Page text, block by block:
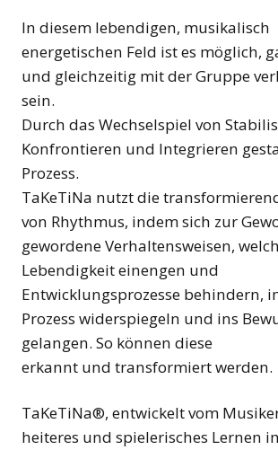
In diesem lebendigen, musikalisch
energetischen Feld ist es möglich,
und gleichzeitig mit der Gruppe
sein.
Durch das Wechselspiel von
Konfrontieren und Integrieren
Prozess.
TaKeTiNa nutzt die
von Rhythmus, indem sich zur
gewordene Verhaltensweisen,
Lebendigkeit einengen und
Entwicklungsprozesse behindern,
Prozess widerspiegeln und ins
gelangen. So können diese
erkannt und transformiert werden.
TaKeTiNa®, entwickelt vom
heiteres und spielerisches Lernen